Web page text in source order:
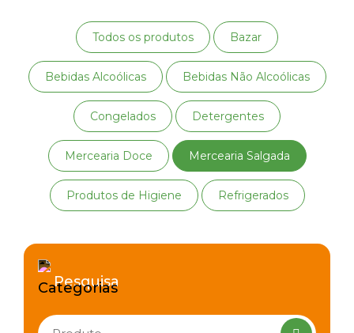
Todos os produtos Bazar
Bebidas Alcoólicas Bebidas Não Alcoólicas
Congelados Detergentes
Mercearia Doce Mercearia Salgada
Produtos de Higiene Refrigerados
Pesquisa
Pesquisar